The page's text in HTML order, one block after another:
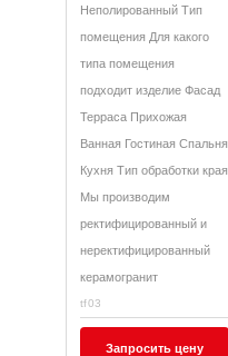
Неполированный Тип
помещения Для какого
типа помещения
подходит изделие Фасад
Терраса Прихожая
Ванная Гостиная Спальня
Кухня Тип обработки края
Мы производим
ректифицированный и
неректифицированный
керамогранит
tf03
Запросить цену